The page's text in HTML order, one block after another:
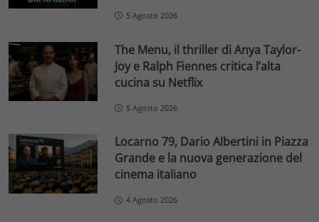
5 Agosto 2026
The Menu, il thriller di Anya Taylor-
Joy e Ralph Fiennes critica l’alta
cucina su Netflix
5 Agosto 2026
Locarno 79, Dario Albertini in Piazza
Grande e la nuova generazione del
cinema italiano
4 Agosto 2026